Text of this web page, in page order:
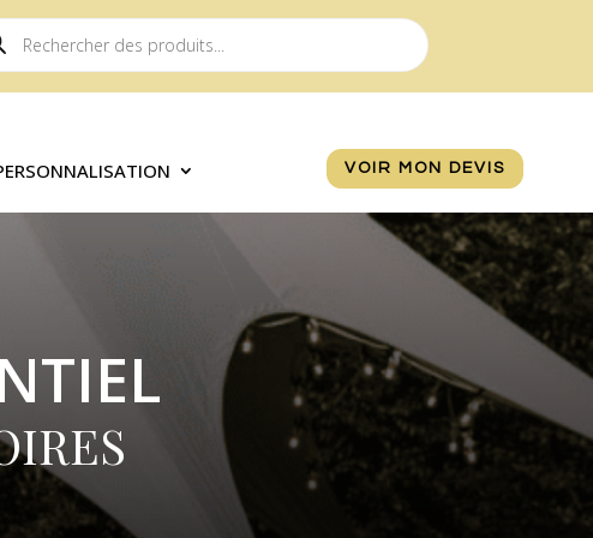
VOIR MON DEVIS